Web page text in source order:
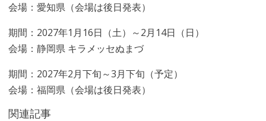
会場：愛知県（会場は後日発表）
期間：2027年1月16日（土）～2月14日（日）
会場：静岡県 キラメッセぬまづ
期間：2027年2月下旬～3月下旬（予定）
会場：福岡県（会場は後日発表）
関連記事